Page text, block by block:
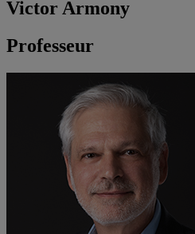
Victor Armony
Professeur